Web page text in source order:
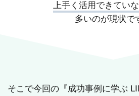
上手く活用できてい
多いのが現状で
そこで今回の『成功事例に学ぶ